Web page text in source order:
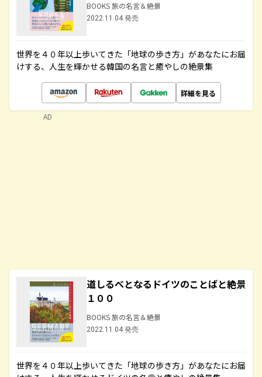
BOOKS 旅の名言＆絶景
2022.11.04 発売
世界を４０年以上歩いてきた「地球の歩き方」があなたにお届
けする、人生を輝かせる韓国の名言と癒やしの絶景集
詳細を見る
道しるべとなるドイツのことばと絶景
１００
BOOKS 旅の名言＆絶景
2022.11.04 発売
世界を４０年以上歩いてきた「地球の歩き方」があなたにお届
AD